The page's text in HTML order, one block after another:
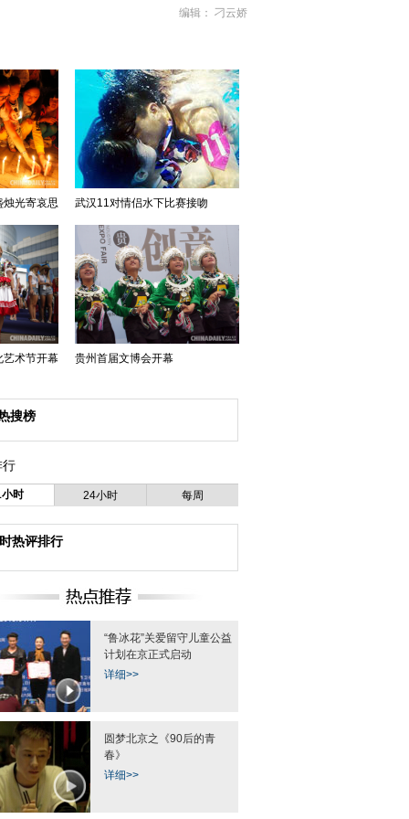
编辑： 刁云娇
烛光寄哀思 武汉11对情侣水下比赛接吻
艺术节开幕 贵州首届文博会开幕
搜榜
行
时 24小时 每周
热评排行
“鲁冰花”关爱留守儿童公益
计划在京正式启动
详细>>
圆梦北京之《90后的青
春》
详细>>